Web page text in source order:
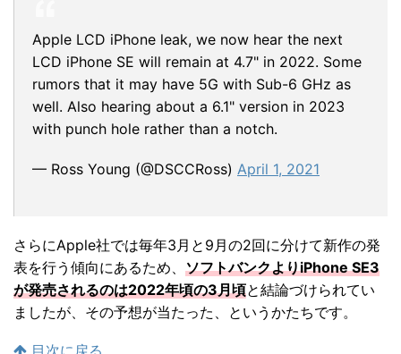
Apple LCD iPhone leak, we now hear the next
LCD iPhone SE will remain at 4.7" in 2022. Some
rumors that it may have 5G with Sub-6 GHz as
well. Also hearing about a 6.1" version in 2023
with punch hole rather than a notch.
— Ross Young (@DSCCRoss) April 1, 2021
さらにApple社では毎年3月と9月の2回に分けて新作の発
表を行う傾向にあるため、 ソフトバンクよりiPhone SE3
が発売されるのは2022年頃の3月頃と結論づけられてい
ましたが、その予想が当たった、というかたちです。
目次に戻る